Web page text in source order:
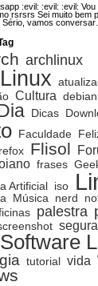
:evil: :evil: :evil:
rsrsrs Sei muito bem
Sério, vamos
archlinux
Cultura debian
Dicas
Faculdade
Flisol
frases
Artificial iso
Música nerd
palestra
Software
tutorial vida